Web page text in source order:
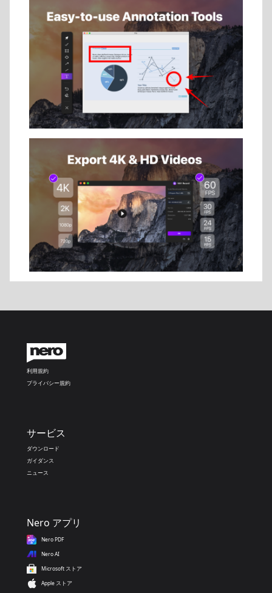
利用規約
プライバシー規約
サービス
ダウンロード
ガイダンス
ニュース
Nero アプリ
Nero PDF
Nero AI
Microsoft ストア
Apple ストア